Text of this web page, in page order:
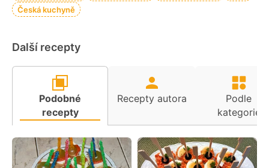
Česká kuchyně
Další recepty
Podobné
recepty
Recepty autora
Podle
kategorie